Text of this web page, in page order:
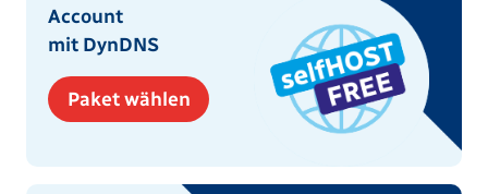
Account
mit DynDNS
Paket wählen